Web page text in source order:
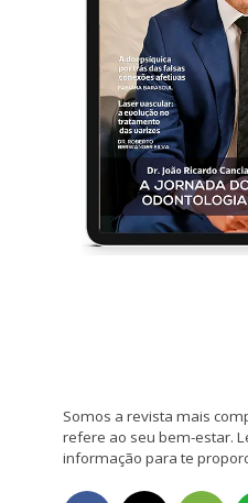
Somos a revista mais
refere ao seu bem-estar.
informação para te